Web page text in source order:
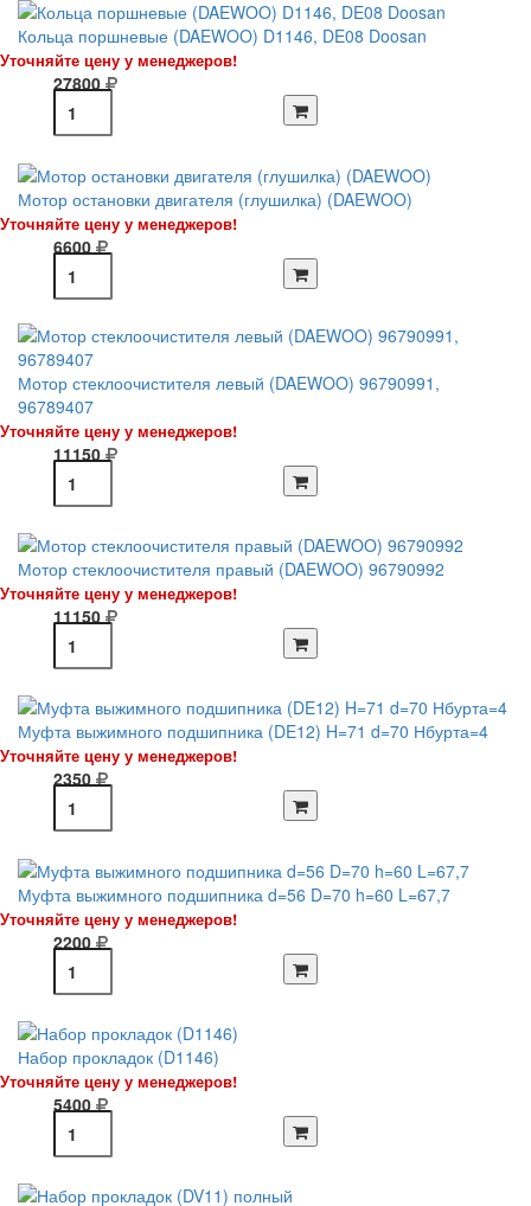
Кольца поршневые (DAEWOO) D1146, DE08 Doosan
Уточняйте цену у менеджеров!
27800
Мотор остановки двигателя (глушилка) (DAEWOO)
Уточняйте цену у менеджеров!
6600
Мотор стеклоочистителя левый (DAEWOO) 96790991,
96789407
Уточняйте цену у менеджеров!
11150
Мотор стеклоочистителя правый (DAEWOO) 96790992
Уточняйте цену у менеджеров!
11150
Муфта выжимного подшипника (DE12) H=71 d=70 Нбурта=4
Уточняйте цену у менеджеров!
2350
Муфта выжимного подшипника d=56 D=70 h=60 L=67,7
Уточняйте цену у менеджеров!
2200
Набор прокладок (D1146)
Уточняйте цену у менеджеров!
5400